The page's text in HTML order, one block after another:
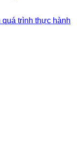
trình thực hành